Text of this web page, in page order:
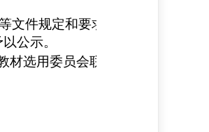
文件规定和要求,我院202
公示。
材选用委员会联系，邮箱：